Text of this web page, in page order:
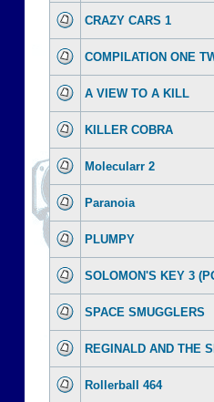
CRAZY CARS 1
COMPILATION ONE
A VIEW TO A KILL
KILLER COBRA
Molecularr 2
Paranoia
PLUMPY
SOLOMON'S KEY 3
SPACE SMUGGLERS
REGINALD AND THE
Rollerball 464